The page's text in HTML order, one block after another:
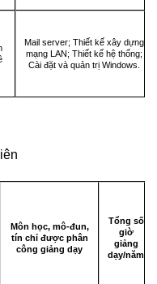
Mail server; Thiết kế xây dựng
mạng LAN; Thiết kế hệ thống;
Cài đặt và quản trị Windows.
Môn học, mô-đun,
tín chỉ được phân
công giảng dạy
Tổng số
giờ
giảng
dạy/năm